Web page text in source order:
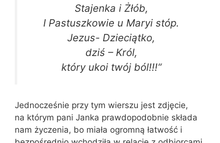
Stajenka i Żłób,
I Pastuszkowie u Maryi stóp.
Jezus- Dzieciątko,
dziś – Król,
który ukoi twój ból!!!“
Jednocześnie przy tym wierszu jest zdjęcie,
na którym pani Janka prawdopodobnie składa
nam życzenia, bo miała ogromną łatwość i